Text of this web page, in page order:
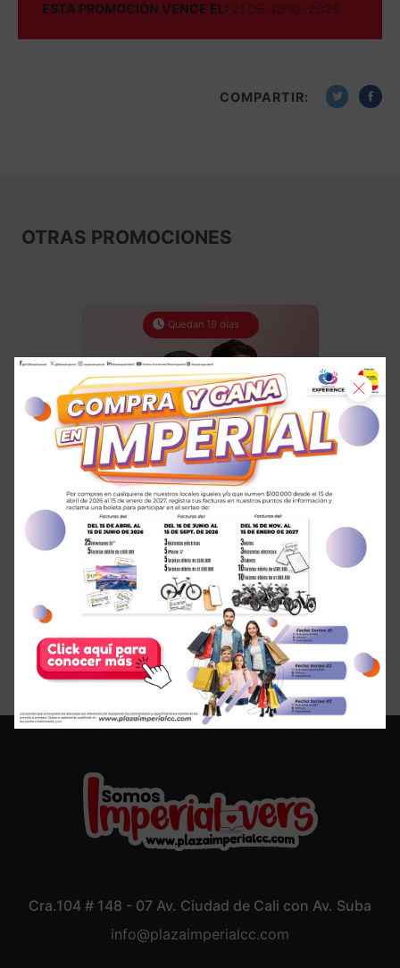
ESTA PROMOCIÓN VENCE EL: 21 DE Junio, 2026
COMPARTIR:
OTRAS PROMOCIONES
Quedan 19 días
¡SALE en GMO!
Cra.104 # 148 - 07 Av. Ciudad de Cali con Av. Suba
info@plazaimperialcc.com